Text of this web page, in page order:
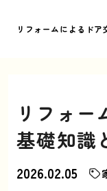
リフォームによるド
リフォー
基礎知識
2026.02.05